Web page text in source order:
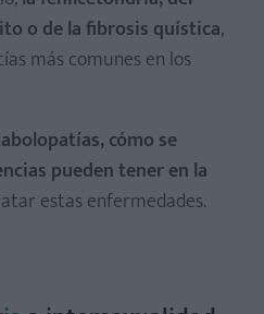
o de la fibrosis quística,
más comunes en los
cómo se
pueden tener en la
estas enfermedades.